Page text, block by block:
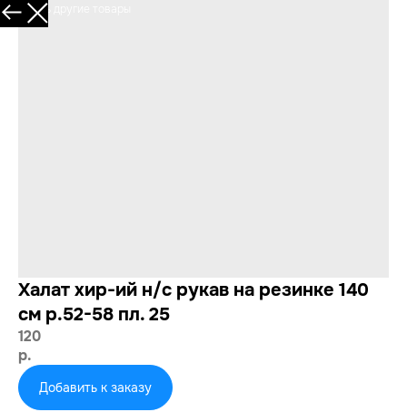
Смотреть другие товары
Халат хир-ий н/с рукав на резинке 140
см р.52-58 пл. 25
120
р.
Добавить к заказу